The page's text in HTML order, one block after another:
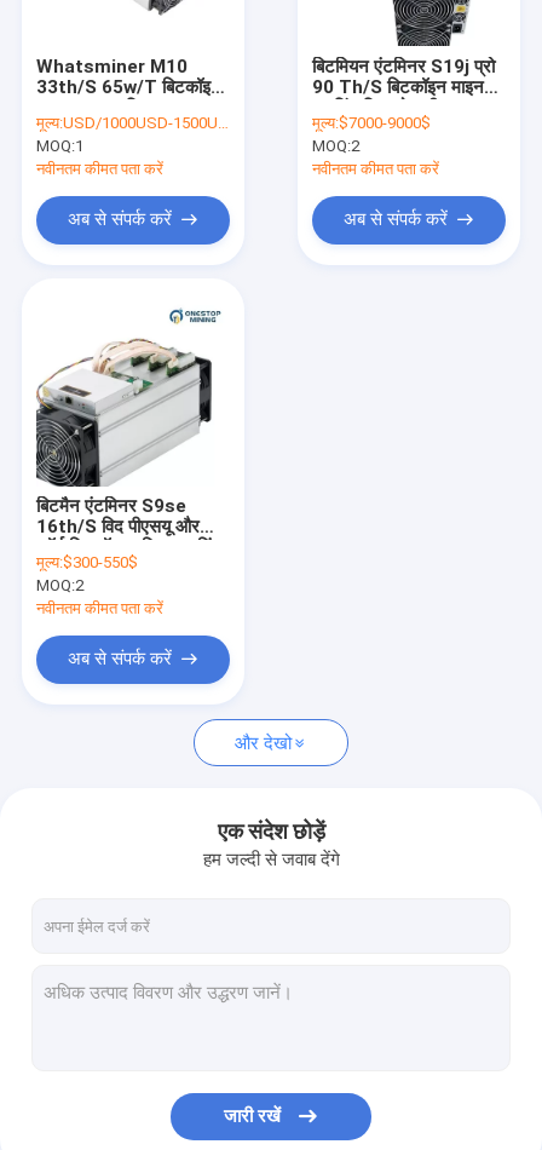
सीकेबी माइनर
मुस्कराहट सिक्का खनिक
एचएनएस माइनर
जीपीयू बिटकॉइन माइनर
ग्राफिक कार्ड माइनर
एसिक माइनर पार्ट्स
Whatsminer M10
33th/S 65w/T बिटकॉइन
मूल्य:USD/1000USD-1500USD/1Pcs
MOQ:1
नवीनतम कीमत पता करें
अब से संपर्क करें
बिटमियन एंटमिनर S19j प्रो
90 Th/S बिटकॉइन माइनर
मूल्य:$7000-9000$
MOQ:2
नवीनतम कीमत पता करें
अब से संपर्क करें
बिटमैन एंटमिनर S9se
16th/S विद पीएसयू और
पूल
मूल्य:$300-550$
MOQ:2
नवीनतम कीमत पता करें
अब से संपर्क करें
और देखो
एक संदेश छोड़ें
हम जल्दी से जवाब देंगे
जारी रखें